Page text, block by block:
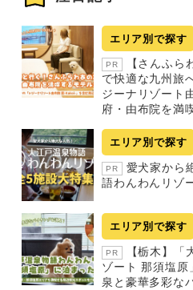
エリア別で探す
PR
【さんふら
で快適な九州旅
ジーナリゾート
府・由布院を満
エリア別で探す
PR
愛犬家から
語わんわんリゾ
エリア別で探す
PR
【栃木】「
ゾート 那須塩原
泉と豪華多彩な